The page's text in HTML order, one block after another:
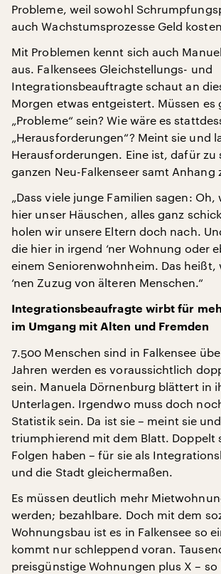
Probleme, weil sowohl
auch Wachstumsprozesse Geld
Mit Problemen kennt sich auch
aus. Falkensees Gleichstellungs- und
Integrationsbeauftragte schaut an
Morgen etwas entgeistert. Müssen es
„Probleme“ sein? Wie wäre es
„Herausforderungen“? Meint sie und
Herausforderungen. Eine ist, dafür zu
ganzen Neu-Falkenseer samt Anhang
„Dass viele junge Familien sagen:
hier unser Häuschen, alles ganz
holen wir unsere Eltern doch nach.
die hier in irgend ‘ner Wohnung oder
einem Seniorenwohnheim. Das heißt,
‘nen Zuzug von älteren Menschen.“
Integrationsbeaufragte wirbt für
im Umgang mit Alten und Fremden
7.500 Menschen sind in Falkensee
Jahren werden es voraussichtlich
sein. Manuela Dörnenburg blättert in
Unterlagen. Irgendwo muss doch
Statistik sein. Da ist sie – meint sie
triumphierend mit dem Blatt. Doppelt
Folgen haben – für sie als
und die Stadt gleichermaßen.
Es müssen deutlich mehr
werden; bezahlbare. Doch mit dem
Wohnungsbau ist es in Falkensee so
kommt nur schleppend voran.
preisgünstige Wohnungen plus X –